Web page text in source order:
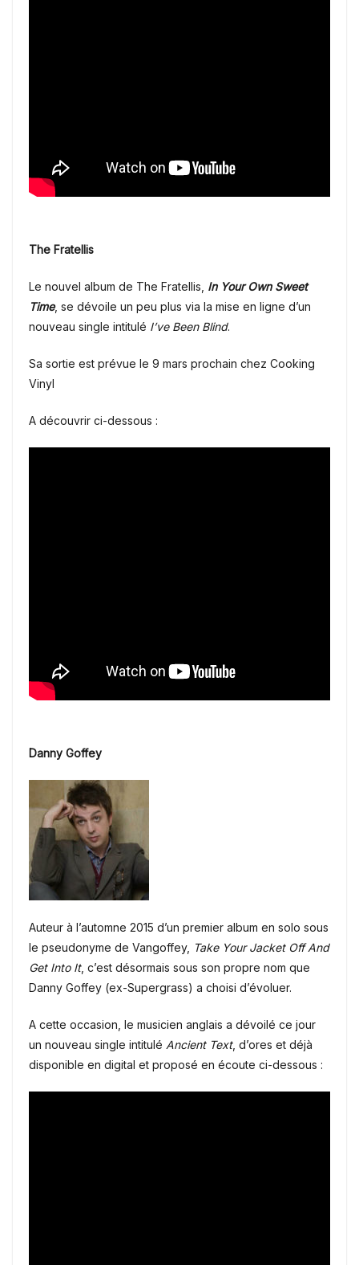
The Fratellis
Le nouvel album de The Fratellis, In Your Own Sweet
Time, se dévoile un peu plus via la mise en ligne d’un
nouveau single intitulé I’ve Been Blind.
Sa sortie est prévue le 9 mars prochain chez Cooking
Vinyl
A découvrir ci-dessous :
Danny Goffey
Auteur à l’automne 2015 d’un premier album en solo sous
le pseudonyme de Vangoffey, Take Your Jacket Off And
Get Into It, c’est désormais sous son propre nom que
Danny Goffey (ex-Supergrass) a choisi d’évoluer.
A cette occasion, le musicien anglais a dévoilé ce jour
un nouveau single intitulé Ancient Text, d’ores et déjà
disponible en digital et proposé en écoute ci-dessous :